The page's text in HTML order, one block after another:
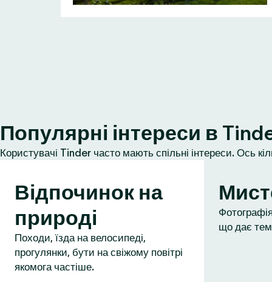
Популярні інтереси в
Користувачі Tinder часто мають спільні інтереси. Ось
Відпочинок на
природі
Походи, їзда на велосипеді,
прогулянки, бути на свіжому повітрі
якомога частіше.
що дає